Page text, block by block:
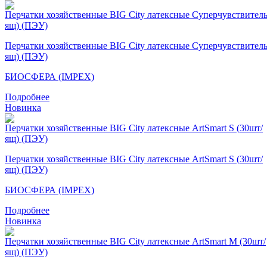
Перчатки хозяйственные BIG City латексные
ящ) (ПЭУ)
БИОСФЕРА (IMPEX)
Подробнее
Новинка
Перчатки хозяйственные BIG City латексные ArtSmart S (30шт/
ящ) (ПЭУ)
БИОСФЕРА (IMPEX)
Подробнее
Новинка